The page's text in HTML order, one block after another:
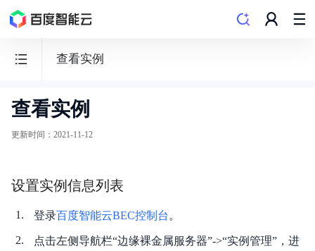
查看实例
边
缘
节
BEC
查看实例
更新时间 ： 2021-11-12
设置实例信息列表
登录百度智能云BEC控制台 。
点击左侧导航栏“边缘裸金属服务器”->“实例管理”，进